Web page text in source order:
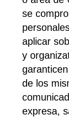
se
aplicar
y
de los
expresa,